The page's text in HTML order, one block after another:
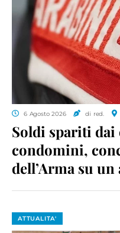
6 Agosto 2026 di red.
Soldi spariti dai
condomini,
dell’Arma su
ATTUALITA'